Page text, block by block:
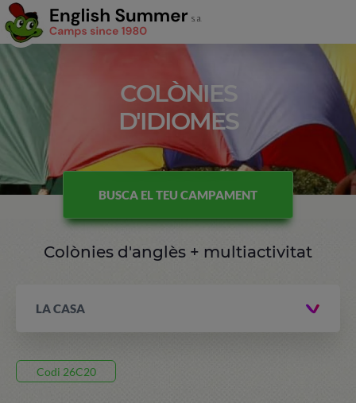
COLÒNIES
D'IDIOMES
BUSCA EL TEU CAMPAMENT
Colònies d'anglès + multiactivitat
LA CASA
Codi 26C20